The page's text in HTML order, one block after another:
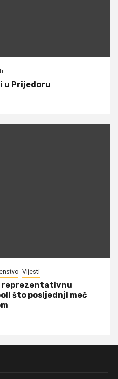
u Prijedoru
Vijesti
reprezentativnu
što posljednji meč